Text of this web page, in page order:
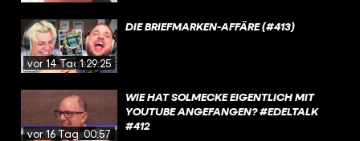
vor 14 Tagen1:29:25
DIE BRIEFMARKEN-AFFÄRE (#413)
vor 16 Tagen00:57
WIE HAT SOLMECKE EIGENTLICH MIT
YOUTUBE ANGEFANGEN? #EDELTALK
#412